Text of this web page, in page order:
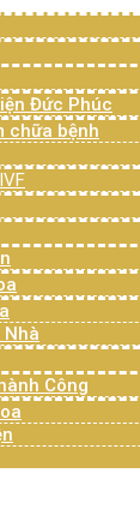
Đức Phúc
chữa bệnh
Nhà
Công